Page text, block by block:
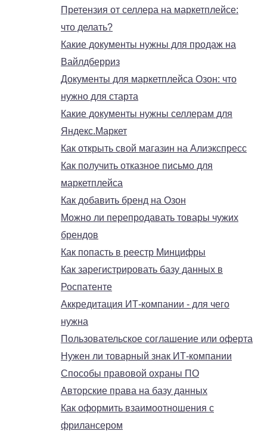
Претензия от селлера на маркетплейсе:
что делать?
Какие документы нужны для продаж на
Вайлдберриз
Документы для маркетплейса Озон: что
нужно для старта
Какие документы нужны селлерам для
Яндекс.Маркет
Как открыть свой магазин на Алиэкспресс
Как получить отказное письмо для
маркетплейса
Как добавить бренд на Озон
Можно ли перепродавать товары чужих
брендов
Как попасть в реестр Минцифры
Как зарегистрировать базу данных в
Роспатенте
Аккредитация ИТ-компании - для чего
нужна
Пользовательское соглашение или оферта
Нужен ли товарный знак ИТ-компании
Способы правовой охраны ПО
Авторские права на базу данных
Как оформить взаимоотношения с
фрилансером